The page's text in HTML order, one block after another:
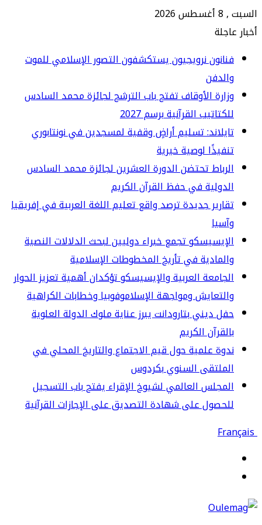
نرويجيون يستكشفون التصور الإسلامي للموت
الأوقاف تفتح باب الترشح لجائزة محمد السادس
القرآنية برسم 2027
تسليم أراضٍ وقفية لمسجدين في نونتابوري
لوصية خيرية
تحتضن الدورة العشرين لجائزة محمد السادس
في حفظ القرآن الكريم
جديدة ترصد واقع تعليم اللغة العربية في إفريقيا
تجمع خبراء دوليين لبحث الدلالات النصية
في تأريخ المخطوطات الإسلامية
العربية والإيسيسكو تؤكدان أهمية تعزيز الحوار
ومواجهة الإسلاموفوبيا وخطابات الكراهية
ديني بتارودانت يبرز عناية ملوك الدولة العلوية
الكريم
علمية حول قيم الاجتماع والتاريخ المحلي في
السنوي بكردوس
العالمي لشيوخ الإقراء يفتح باب التسجيل
على شهادة التصديق على الإجازات القرآنية